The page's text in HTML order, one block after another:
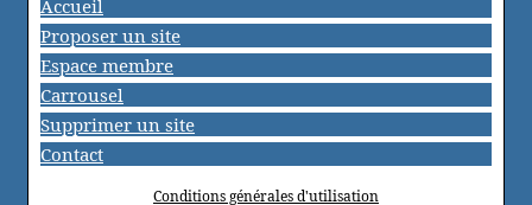
Accueil
Proposer un site
Espace membre
Carrousel
Supprimer un site
Contact
Conditions générales d'utilisation